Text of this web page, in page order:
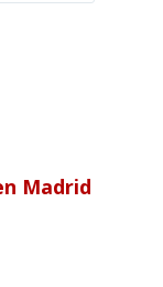
Madrid